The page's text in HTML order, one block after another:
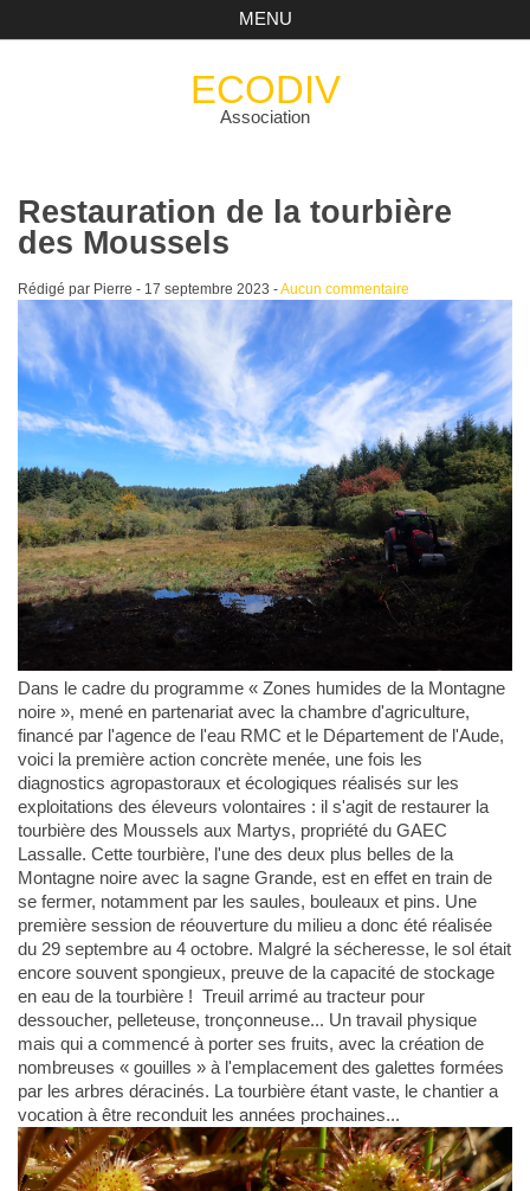
ECODIV
Association
MENU
Restauration de la tourbière
des Moussels
Rédigé par Pierre - 17 septembre 2023 -Aucun commentaire
Dans le cadre du programme « Zones humides de la Montagne
noire », mené en partenariat avec la chambre d'agriculture,
financé par l'agence de l'eau RMC et le Département de l'Aude,
voici la première action concrète menée, une fois les
diagnostics agropastoraux et écologiques réalisés sur les
exploitations des éleveurs volontaires : il s'agit de restaurer la
tourbière des Moussels aux Martys, propriété du GAEC
Lassalle. Cette tourbière, l'une des deux plus belles de la
Montagne noire avec la sagne Grande, est en effet en train de
se fermer, notamment par les saules, bouleaux et pins. Une
première session de réouverture du milieu a donc été réalisée
du 29 septembre au 4 octobre. Malgré la sécheresse, le sol était
encore souvent spongieux, preuve de la capacité de stockage
en eau de la tourbière ! Treuil arrimé au tracteur pour
dessoucher, pelleteuse, tronçonneuse... Un travail physique
mais qui a commencé à porter ses fruits, avec la création de
nombreuses « gouilles » à l'emplacement des galettes formées
par les arbres déracinés. La tourbière étant vaste, le chantier a
vocation à être reconduit les années prochaines...